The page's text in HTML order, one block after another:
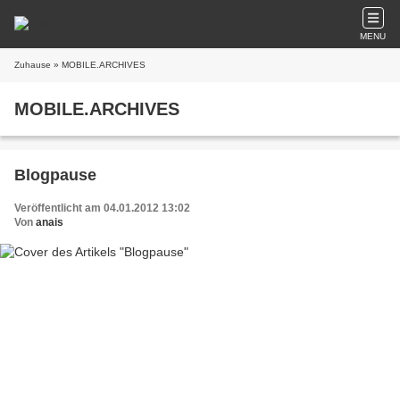
MENU
Zuhause » MOBILE.ARCHIVES
MOBILE.ARCHIVES
Blogpause
Veröffentlicht am 04.01.2012 13:02
Von anais